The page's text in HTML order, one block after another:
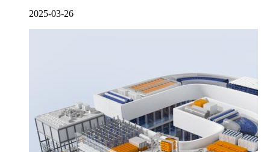
2025-03-26